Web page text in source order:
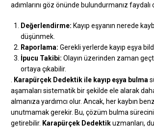
adımlarını göz önünde bulundurmanız faydalı
Değerlendirme: Kayıp eşyanın nerede
düşünmek.
Raporlama: Gerekli yerlerde kayıp eşya
İpucu Takibi: Olayın üzerinden zaman
ortaya çıkabilir.
Karapürçek Dedektik ile kayıp eşya bulma
aşamaları sistematik bir şekilde ele alarak
almanıza yardımcı olur. Ancak, her kaybın
unutmamak gerekir. Bu, çözüm bulma
getirebilir. Karapürçek Dedektikuzmanları,